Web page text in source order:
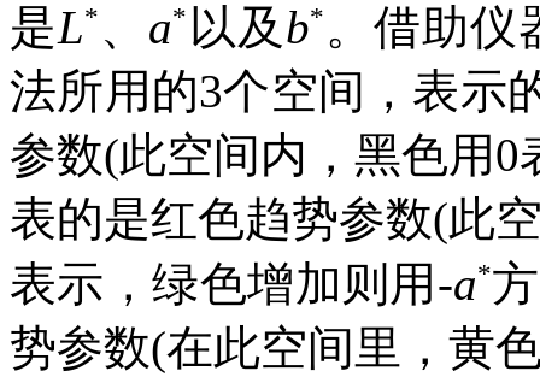
是L* 、 a* 以及 b* 。借助仪
法所用的3个空间，表示
参数(此空间内，黑色用0
表的是红色趋势参数(此
表示，绿色增加则用-a*
势参数(在此空间里，黄